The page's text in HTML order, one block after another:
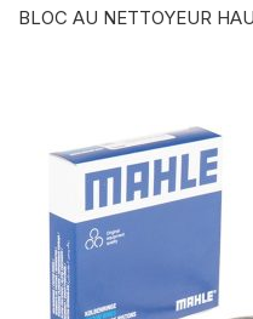
BLOC AU NETTOYEUR